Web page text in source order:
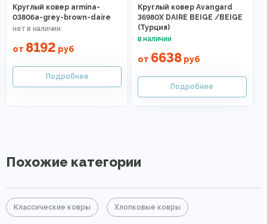
Круглый ковер armina-
03806a-grey-brown-daire
от 8192 руб
Круглый ковер Avangard
36980X DAIRE BEIGE /BEIGE
(Турция)
от 6638руб
Похожие категории
Классические ковры Хлопковые ковры